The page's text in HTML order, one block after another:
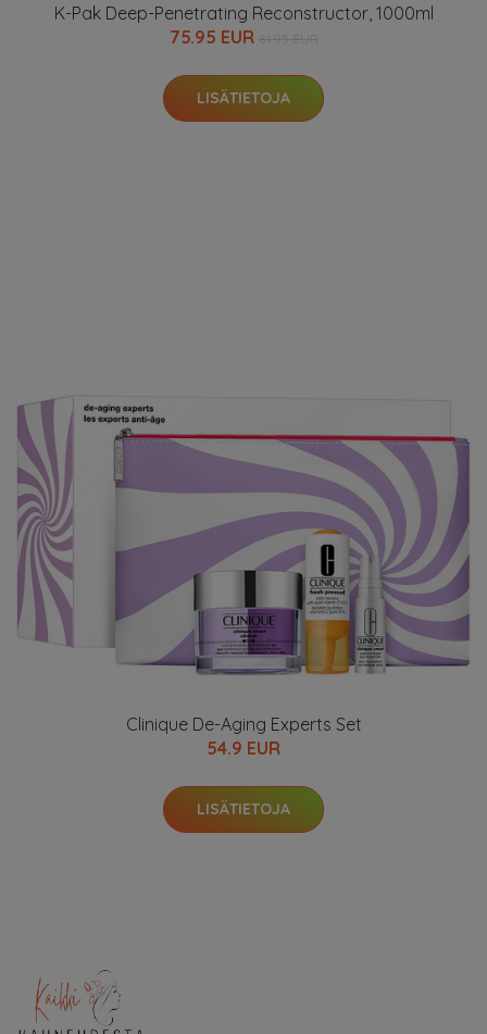
K-Pak Deep-Penetrating Reconstructor, 1000ml
75.95 EUR
LISÄTIETOJA
Clinique De-Aging Experts Set
54.9 EUR
LISÄTIETOJA